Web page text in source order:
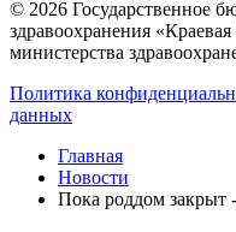
© 2026 Государственное
здравоохранения
министерства
Политика
данных
Главная
Новости
​Пока роддом закрыт